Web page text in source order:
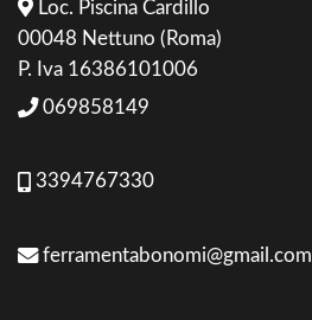
Loc. Piscina Cardillo
00048 Nettuno (Roma)
P. Iva 16386101006
069858149
3394767330
ferramentabonomi@gmail.com